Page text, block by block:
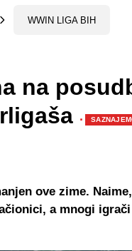
WWIN LIGA BIH
na
·
ove zime.
a mnogi